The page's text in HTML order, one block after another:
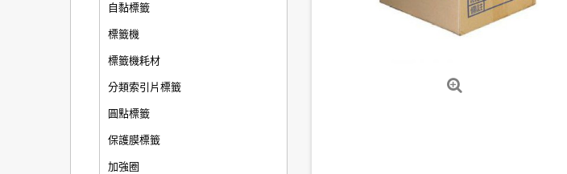
自黏標籤
標籤機
標籤機耗材
分類索引片標籤
圓點標籤
保護膜標籤
加強圈